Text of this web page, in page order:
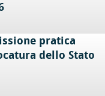
pratica
dello Stato